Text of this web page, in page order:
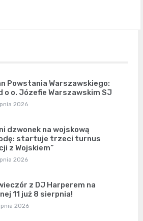
Powstania Warszawskiego:
o o. Józefie Warszawskim SJ
2026
dzwonek na wojskową
startuje trzeci turnus
z Wojskiem”
2026
z DJ Harperem na
11 już 8 sierpnia!
2026